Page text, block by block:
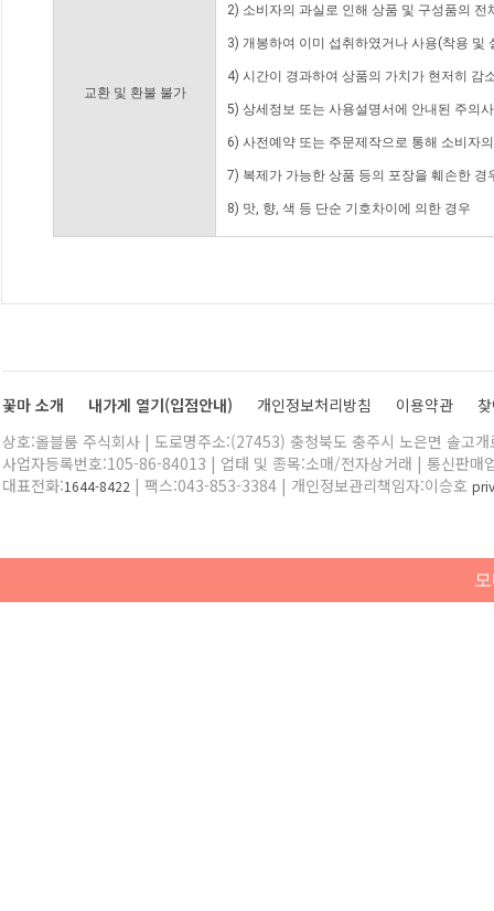
교환 및 환불 불가
2) 소비자의 과실로 인해 상품 및 구성품의
3) 개봉하여 이미 섭취하였거나 사용(착용 및
4) 시간이 경과하여 상품의 가치가 현저히 감
5) 상세정보 또는 사용설명서에 안내된 주의
6) 사전예약 또는 주문제작으로 통해 소비자
7) 복제가 가능한 상품 등의 포장을 훼손한 경
8) 맛, 향, 색 등 단순 기호차이에 의한 경우
꽃마 소개 내가게 열기(입점안내) 개인정보처리방침 이용약관
상호:올블룸 주식회사 | 도로명주소:(27453) 충청북도 충주시 노은면 솔고
사업자등록번호:105-86-84013 | 업태 및 종목:소매/전자상거래 | 통신판매
대표전화:1644-8422 | 팩스:043-853-3384 | 개인정보관리책임자:이승호